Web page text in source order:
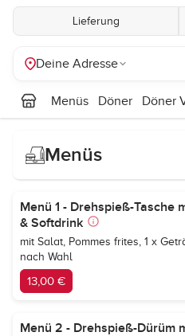
Lieferung
Deine Adresse
Menüs Döner Döner
Menüs
Menü 1 - Drehspieß-Tasche
& Softdrink
mit Salat, Pommes frites, 1 x
nach Wahl
13,00 €
Menü 2 - Drehspieß-Dürüm